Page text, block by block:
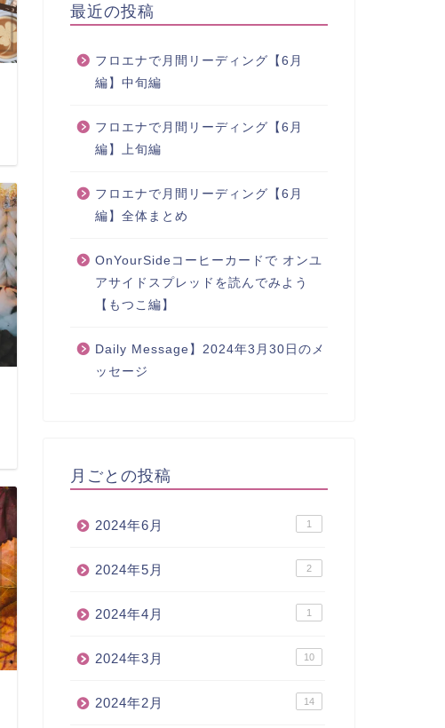
最近の投稿
フロエナで月間リーディング【6月
編】中旬編
フロエナで月間リーディング【6月
編】上旬編
フロエナで月間リーディング【6月
編】全体まとめ
OnYourSideコーヒーカードで オンユ
アサイドスプレッドを読んでみよう
【もつこ編】
Daily Message】2024年3月30日のメ
ッセージ
月ごとの投稿
2024年6月 1
2024年5月 2
2024年4月 1
2024年3月 10
2024年2月 14